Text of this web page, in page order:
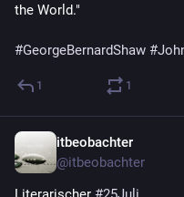
the World."
#GeorgeBernardShaw #
1 1
itbeobachter
@itbeobachter